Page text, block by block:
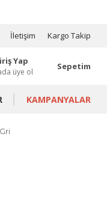
İletişim Kargo Takip
Yap
üye ol
Sepetim
KAMPANYALAR